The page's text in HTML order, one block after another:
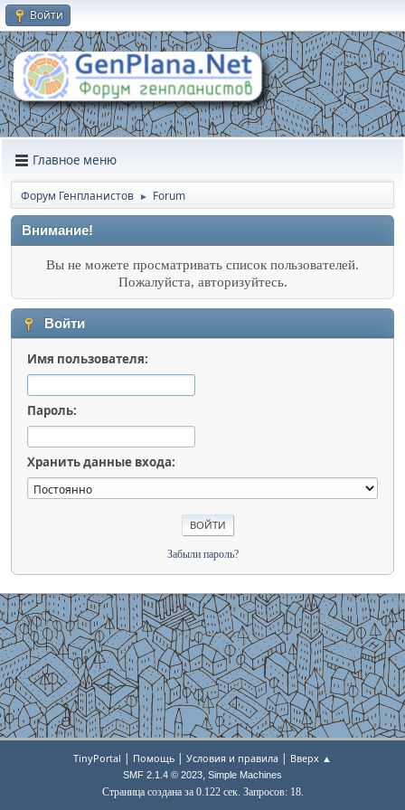
Войти
Главное меню
Форум Генпланистов ► Forum
Внимание!
Вы не можете просматривать список пользователей.
Пожалуйста, авторизуйтесь.
Войти
Имя пользователя:
Пароль:
Хранить данные входа:
Забыли пароль?
TinyPortal | Помощь | Условия и правила | Вверх ▲
SMF 2.1.4 © 2023, Simple Machines
Страница создана за 0.122 сек. Запросов: 18.